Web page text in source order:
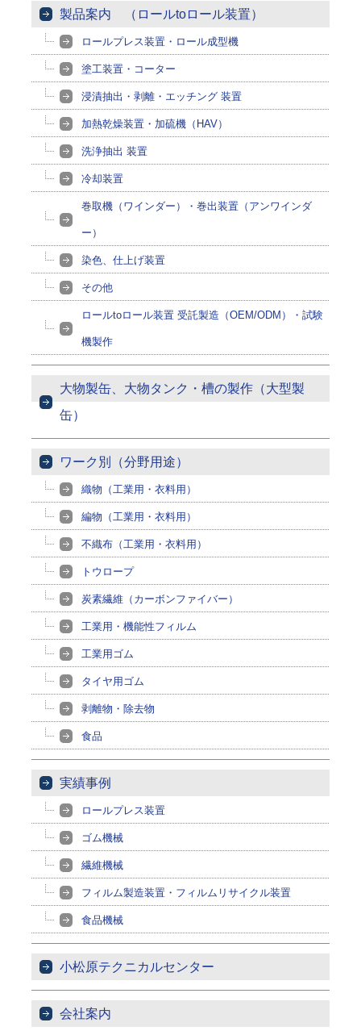
製品案内 （ロールtoロール装置）
ロールプレス装置・ロール成型機
塗工装置・コーター
浸漬抽出・剥離・エッチング 装置
加熱乾燥装置・加硫機（HAV）
洗浄抽出 装置
冷却装置
巻取機（ワインダー）・巻出装置（アンワインダ
ー）
染色、仕上げ装置
その他
ロールtoロール装置 受託製造（OEM/ODM）・試験
機製作
大物製缶、大物タンク・槽の製作（大型製
缶）
ワーク別（分野用途）
織物（工業用・衣料用）
編物（工業用・衣料用）
不織布（工業用・衣料用）
トウロープ
炭素繊維（カーボンファイバー）
工業用・機能性フィルム
工業用ゴム
タイヤ用ゴム
剥離物・除去物
食品
実績事例
ロールプレス装置
ゴム機械
繊維機械
フィルム製造装置・フィルムリサイクル装置
食品機械
小松原テクニカルセンター
会社案内